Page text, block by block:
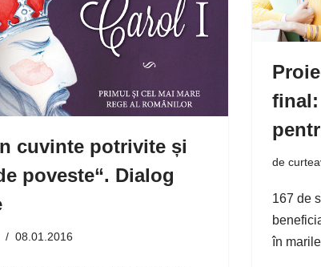
cuvinte potrivite și
poveste“. Dialog
08.01.2016
de
167 de
în